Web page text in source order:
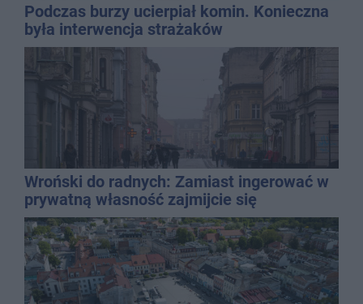
Podczas burzy ucierpiał komin. Konieczna
była interwencja strażaków
Wroński do radnych: Zamiast ingerować w
prywatną własność zajmijcie się
gospodarką